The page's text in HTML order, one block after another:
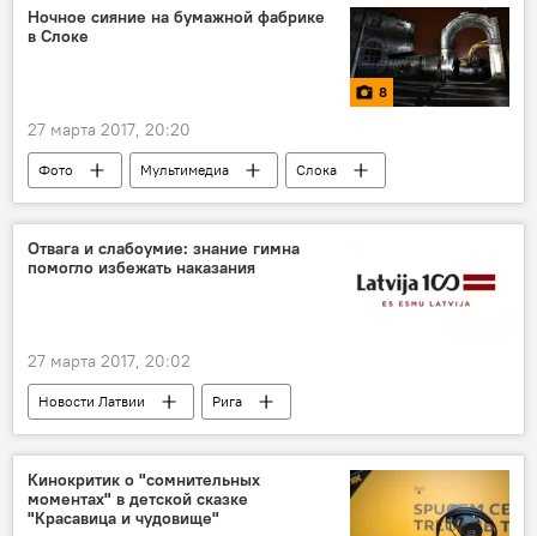
памятник жертвам нацизма
Ночное сияние на бумажной фабрике
в Слоке
8
27 марта 2017, 20:20
Фото Мультимедиа
Слока
Очарование распада
Отвага и слабоумие: знание гимна
помогло избежать наказания
27 марта 2017, 20:02
Новости Латвии Рига
Кинокритик о "сомнительных
моментах" в детской сказке
"Красавица и чудовище"